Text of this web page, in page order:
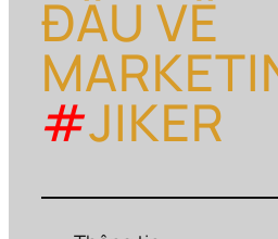
ĐẦU VỀ
#JIKER